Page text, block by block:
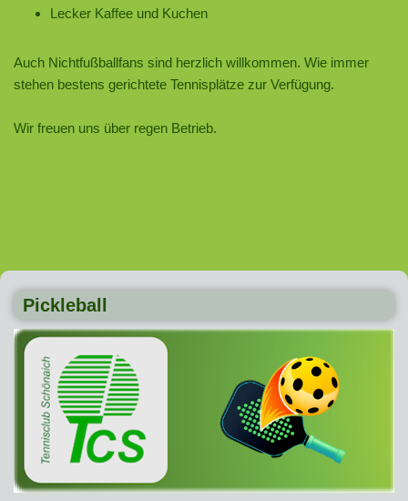
Lecker Kaffee und Kuchen
Auch Nichtfußballfans sind herzlich willkommen. Wie immer
stehen bestens gerichtete Tennisplätze zur Verfügung.
Wir freuen uns über regen Betrieb.
Pickleball